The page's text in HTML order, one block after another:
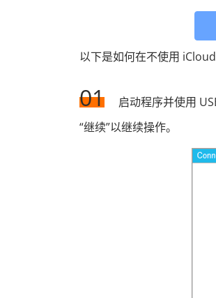
以下是如何在不使用
01
启动程序并使用
“继续”以继续操作。